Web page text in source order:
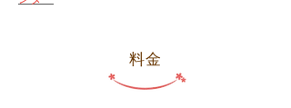
料金